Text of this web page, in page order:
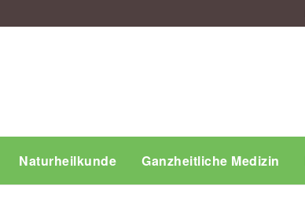
Naturheilkunde Ganzheitliche Medizin